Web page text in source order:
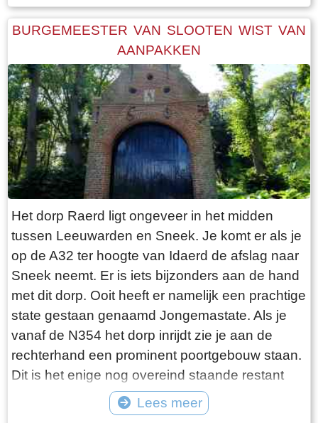
linker restaurant dat sinds een paar jaar in de
voormalige zoutloods gevestigd is. Zolang de
voorraad strekt welteverstaan. De naam
“Laaksumer Bot” suggereert dat de vis terplekke
gevangen wordt. En niets is minder waar.
Tegenover de twee visrestaurants ligt in het
kleinste haventje van Europa eenzaam en
alleen de HL6. Navraag in het restaurant leert
dan dit de vissersboot van de gebroeders De
Vries is. Zij zijn de laatste overgebleven vissers
van Laaksum. Eerder was er sprake van een
bescheiden vloot maar de meeste vissers van
Laaksum zijn er al lang geleden mee gestopt.
De gebroeders De Vries houden het dus nog vol
en vangen regelmatig bot bij Laaksum. Ik hoor
dat de ze inmiddels aardig op leeftijd zijn, in
ieder geval over de zestig. Ik hoop dat ze het
nog even kunnen volhouden tot aan hun
pensioenleeftijd. Want zodra zij ermee stoppen
vangt iedereen bot bij Laaksum.
BURGEMEESTER VAN SLOOTEN WIST VAN
AANPAKKEN
Het dorp Raerd ligt ongeveer in het midden
tussen Leeuwarden en Sneek. Je komt er als je
op de A32 ter hoogte van Idaerd de afslag naar
Sneek neemt. Er is iets bijzonders aan de hand
met dit dorp. Ooit heeft er namelijk een prachtige
state gestaan genaamd Jongemastate. Als je
vanaf de N354 het dorp inrijdt zie je aan de
rechterhand een prominent poortgebouw staan.
Dit is het enige nog overeind staande restant
van Jongemastate. Het poortgebouw geeft
toegang tot het park Jongemastate. In het
Lees meer